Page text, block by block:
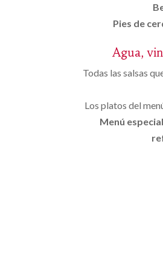
Pies de
Agua,
Todas las salsas
Los platos del
Menú